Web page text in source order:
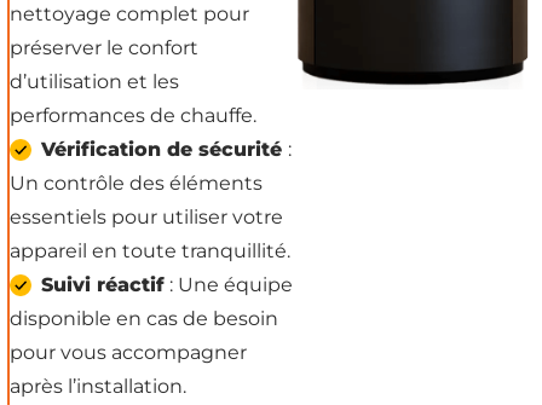
nettoyage complet pour
préserver le confort
d’utilisation et les
performances de chauffe.
Vérification de sécurité :
Un contrôle des éléments
essentiels pour utiliser votre
appareil en toute tranquillité.
Suivi réactif: Une équipe
disponible en cas de besoin
pour vous accompagner
après l’installation.